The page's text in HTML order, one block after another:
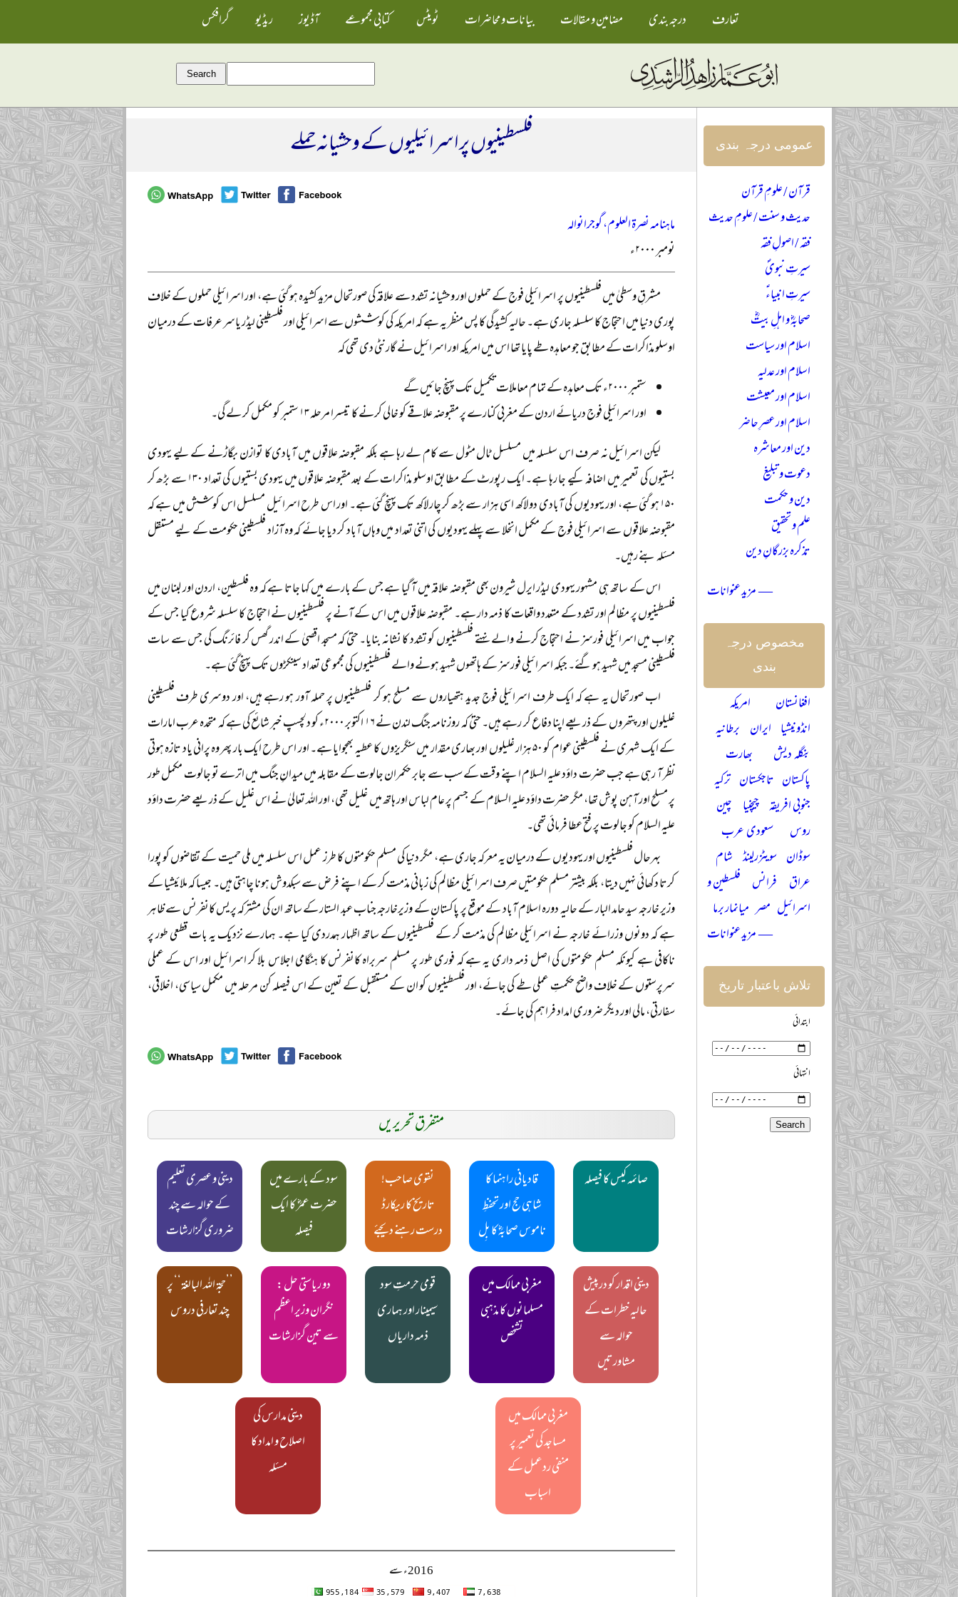
تعارف درجہ بندی مضامین و مقالات بیانات و محاضرات ٹویٹس کتابی مجموعے آڈیوز ریڈیو گرافکس
فلسطینیوں پر اسرائیلیوں کے وحشیانہ حملے
ماہنامہ نصرۃ العلوم، گوجرانوالہ
نومبر ۲۰۰۰ء
مشرقِ وسطیٰ میں فلسطینیوں پر اسرائیلی فوج کے حملوں اور وحشیانہ تشدد سے علاقہ کی صورتحال مزید کشیدہ ہو گئی ہے، اور اسرائیلی حملوں کے خلاف
پوری دنیا میں احتجاج کا سلسلہ جاری ہے۔ حالیہ کشیدگی کا پس منظر یہ ہے کہ امریکہ کی کوششوں سے اسرائیلی اور فلسطینی لیڈر یاسر عرفات کے درمیان
اوسلو مذاکرات کے مطابق جو معاہدہ طے پایا تھا اس میں امریکہ اور اسرائیل نے گارنٹی دی تھی کہ
ستمبر ۲۰۰۰ء تک معاہدہ کے تمام معاملات تکمیل تک پہنچ جائیں گے
اور اسرائیلی فوج دریائے اردن کے مغربی کنارے پر مقبوضہ علاقے کو خالی کرنے کا تیسرا مرحلہ ۱۳ ستمبر کو مکمل کر لے گی۔
لیکن اسرائیل نہ صرف اس سلسلہ میں مسلسل ٹال مٹول سے کام لے رہا ہے بلکہ مقبوضہ علاقوں میں آبادی کا توازن بگاڑنے کے لیے یہودی
بستیوں کی تعمیر میں اضافہ کیے جا رہا ہے۔ ایک رپورٹ کے مطابق اوسلو مذاکرات کے بعد مقبوضہ علاقوں میں یہودی بستیوں کی تعداد ۱۳۰ سے بڑھ کر
۱۵۰ ہو گئی ہے، اور یہودیوں کی آبادی دو لاکھ اسی ہزار سے بڑھ کر چار لاکھ تک پہنچ گئی ہے۔ اور اس طرح اسرائیل مسلسل اس کوشش میں ہے کہ
مقبوضہ علاقوں سے اسرائیلی فوج کے مکمل انخلا سے پہلے یہودیوں کی اتنی تعداد میں وہاں آباد کر دیا جائے کہ وہ آزاد فلسطینی حکومت کے لیے مستقل
مسئلہ بنے رہیں۔
اس کے ساتھ ہی مشہور یہودی لیڈر ایرل شیرون بھی مقبوضہ علاقہ میں آ گیا ہے جس کے بارے میں کہا جاتا ہے کہ وہ فلسطین، اردن اور لبنان میں
فلسطینیوں پر مظالم اور تشدد کے متعدد واقعات کا ذمہ دار ہے۔ مقبوضہ علاقوں میں اس کے آنے پر فلسطینیوں نے احتجاج کا سلسلہ شروع کیا جس کے
جواب میں اسرائیلی فورسز نے احتجاج کرنے والے نہتے فلسطینیوں کو تشدد کا نشانہ بنایا۔ حتیٰ کہ مسجد اقصیٰ کے اندر گھس کر فائرنگ کی جس سے سات
فلسطینی مسجد میں شہید ہو گئے۔ جبکہ اسرائیلی فورسز کے ہاتھوں شہید ہونے والے فلسطینیوں کی مجموعی تعداد سینکڑوں تک پہنچ گئی ہے۔
اب صورتحال یہ ہے کہ ایک طرف اسرائیلی فوج جدید ہتھیاروں سے مسلح ہو کر فلسطینیوں پر حملہ آور ہو رہے ہیں، اور دوسری طرف فلسطینی
غلیلوں اور پتھروں کے ذریعے اپنا دفاع کر رہے ہیں۔ حتیٰ کہ روزنامہ جنگ لندن نے ۱۶ اکتوبر ۲۰۰۰ء کو دلچسپ خبر شائع کی ہے کہ متحدہ عرب امارات
کے ایک شہری نے فلسطینی عوام کو ۵۰ ہزار غلیلوں اور بھاری مقدار میں سنگریزوں کا عطیہ بھجوایا ہے۔ اور اس طرح ایک بار پھر وہ پرانی یاد تازہ ہوتی
نظر آ رہی ہے جب حضرت داؤد علیہ السلام اپنے وقت کے سب سے جابر حکمران جالوت کے مقابلہ میں میدانِ جنگ میں اترے تو جالوت مکمل طور
پر مسلح اور آہن پوش تھا، مگر حضرت داؤد علیہ السلام کے جسم پر عام لباس اور ہاتھ میں غلیل تھی، اور اللہ تعالیٰ نے اس غلیل کے ذریعے حضرت داؤد
علیہ السلام کو جالوت پر فتح عطا فرمائی تھی۔
بہرحال فلسطینیوں اور یہودیوں کے درمیان یہ معرکہ جاری ہے، مگر دنیا کی مسلم حکومتوں کا طرز عمل اس سلسلہ میں ملی حمیت کے تقاضوں کو پورا
کرتا دکھائی نہیں دیتا، بلکہ بیشتر مسلم حکومتیں صرف اسرائیلی مظالم کی زبانی مذمت کر کے اپنے فرض سے سبکدوش ہونا چاہتی ہیں۔ جیسا کہ ملائیشیا کے
وزیر خارجہ سید حامد البار کے حالیہ دورہ اسلام آباد کے موقع پر پاکستان کے وزیرخارجہ جناب عبد الستار کے ساتھ ان کی مشترکہ پریس کانفرنس سے ظاہر
ہے کہ دونوں وزرائے خارجہ نے اسرائیلی مظالم کی مذمت کر کے فلسطینیوں کے ساتھ اظہار ہمدردی کیا ہے۔ ہمارے نزدیک یہ بات قطعی طور پر
ناکافی ہے کیونکہ مسلم حکومتوں کی اصل ذمہ داری یہ ہے کہ فوری طور پر مسلم سربراہ کانفرنس کا ہنگامی اجلاس بلا کر اسرائیل اور اس کے عملی
سرپرستوں کے خلاف واضح حکمتِ عملی طے کی جائے، اور فلسطینیوں کو ان کے مستقبل کے تعین کے اس فیصلہ کن مرحلہ میں مکمل سیاسی، اخلاقی،
سفارتی، مالی اور دیگر ضروری امداد فراہم کی جائے۔
متفرق تحریریں
صائمہ کیس کا فیصلہ
قادیانی راہنما کا
شاہی حج اور تحفظِ
ناموس صحابہؓ کا بِل
نقوی صاحب!
تاریخ کا ریکارڈ
درست رہنے دیجئے
سود کے بارے میں
حضرت عمرؓ کا ایک
فیصلہ
دینی و عصری تعلیم
کے حوالہ سے چند
ضروری گزارشات
دینی اقدار کو درپیش
حالیہ خطرات کے
حوالہ سے
مشاورتیں
مغربی ممالک میں
مسلمانوں کا مذہبی
تشخص
قومی حرمتِ سود
سیمینار اور ہماری
ذمہ داریاں
دو ریاستی حل :
نگران وزیر اعظم
سے تین گزارشات
’’حجۃ اللہ البالغۃ‘‘ پر
چند تعارفی دروس
مغربی ممالک میں
مساجد کی تعمیر پر
منفی ردعمل کے
اسباب
دینی مدارس کی
اصلاح و امداد کا
مسئلہ
2016ء سے
عمومی درجہ بندی
قرآن / علومِ قرآن
حدیث و سنت / علومِ حدیث
فقہ / اصولِ فقہ
سیرتِ نبویؐ
سیرتِ انبیاءؑ
صحابہؓ و اہلِ بیتؓ
اسلام اور سیاست
اسلام اور عدلیہ
اسلام اور معیشت
اسلام اور عصرِ حاضر
دین اور معاشرہ
دعوت و تبلیغ
دین و حکمت
علم و تحقیق
تذکرہ بزرگانِ دین
— مزید عنوانات
مخصوص درجہ
بندی
افغانستان
امریکہ
انڈونیشیا ایران برطانیہ
بنگلہ دیش
بھارت
پاکستان تاجکستان ترکیہ
جنوبی افریقہ چیچنیا چین
روس
سعودی عرب
سوڈان سویٹزرلینڈ شام
عراق فرانس فلسطین و
اسرائیل مصر میانمار برما
— مزید عنوانات
تلاش باعتبار تاریخ
ابتدائی
انتہائی